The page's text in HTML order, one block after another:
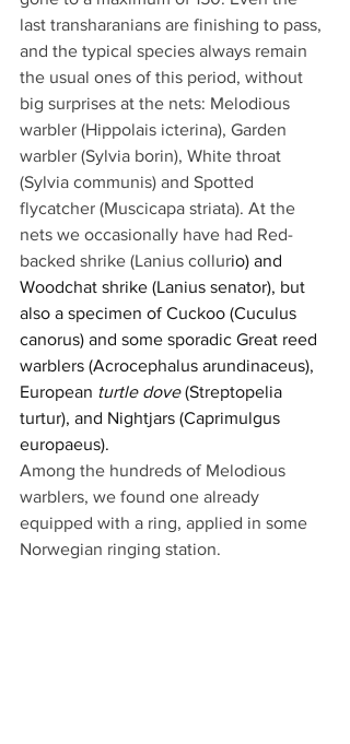
last transharanians are finishing to pass,
and the typical species always remain
the usual ones of this period, without
big surprises at the nets: Melodious
warbler (Hippolais icterina), Garden
warbler (Sylvia borin), White throat
(Sylvia communis) and Spotted
flycatcher (Muscicapa striata). At the
nets we occasionally have had Red-
backed shrike (Lanius collurio) and
Woodchat shrike (Lanius senator), but
also a specimen of Cuckoo (Cuculus
canorus) and some sporadic Great reed
warblers (Acrocephalus arundinaceus),
European turtle dove (Streptopelia
turtur), and Nightjars (Caprimulgus
europaeus).
Among the hundreds of Melodious
warblers, we found one already
equipped with a ring, applied in some
Norwegian ringing station.